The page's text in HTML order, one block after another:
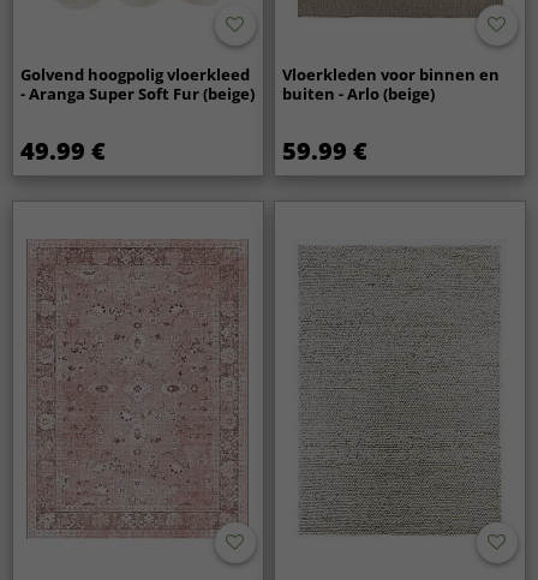
Golvend hoogpolig vloerkleed
- Aranga Super Soft Fur (beige)
49.99 €
Vloerkleden voor binnen en
buiten - Arlo (beige)
59.99 €